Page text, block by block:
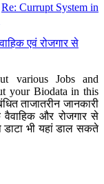
Re: Currupt System in
एवं रोजगार से
various Jobs and
your Biodata in this
ताजातरीन जानकारी
और रोजगार से
भी यहां डाल सकते